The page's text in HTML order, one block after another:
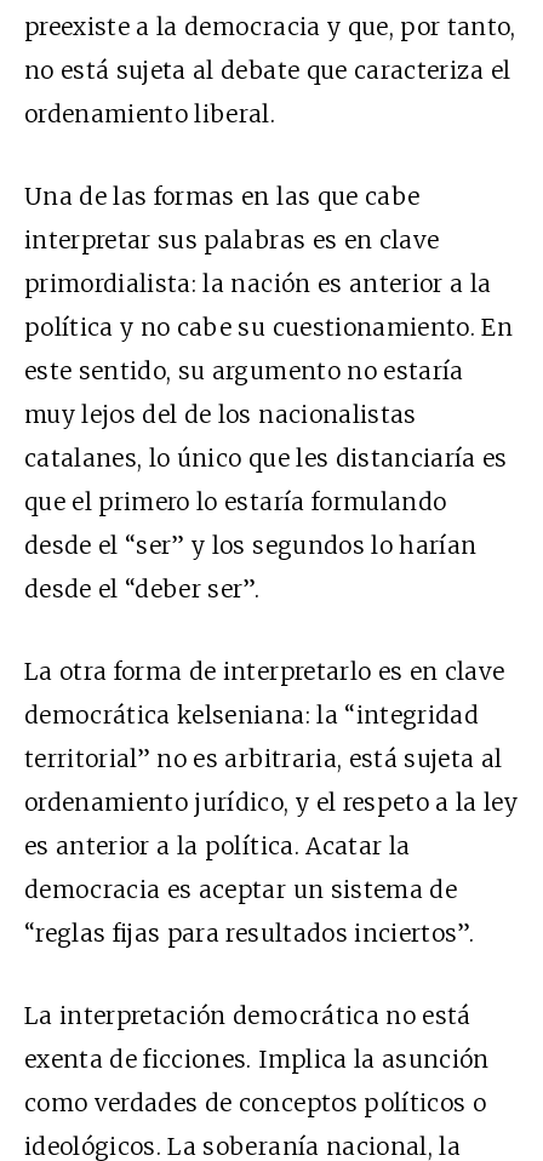
preexiste a la democracia y que, por tanto,
no está sujeta al debate que caracteriza el
ordenamiento liberal.
Una de las formas en las que cabe
interpretar sus palabras es en clave
primordialista: la nación es anterior a la
política y no cabe su cuestionamiento. En
este sentido, su argumento no estaría
muy lejos del de los nacionalistas
catalanes, lo único que les distanciaría es
que el primero lo estaría formulando
desde el “ser” y los segundos lo harían
desde el “deber ser”.
La otra forma de interpretarlo es en clave
democrática kelseniana: la “integridad
territorial” no es arbitraria, está sujeta al
ordenamiento jurídico, y el respeto a la ley
es anterior a la política. Acatar la
democracia es aceptar un sistema de
“reglas fijas para resultados inciertos”.
La interpretación democrática no está
exenta de ficciones. Implica la asunción
como verdades de conceptos políticos o
ideológicos. La soberanía nacional, la